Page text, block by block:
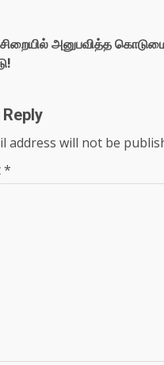
அனுபவித்த
address will not be
*